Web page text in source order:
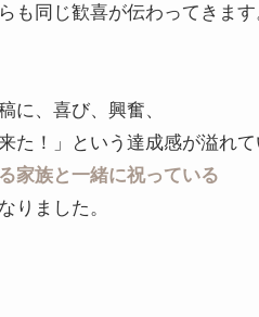
も同じ歓喜が伝わってきます
に、喜び、興奮、
た！」という達成感が溢れて
家族と一緒に祝っている
りました。